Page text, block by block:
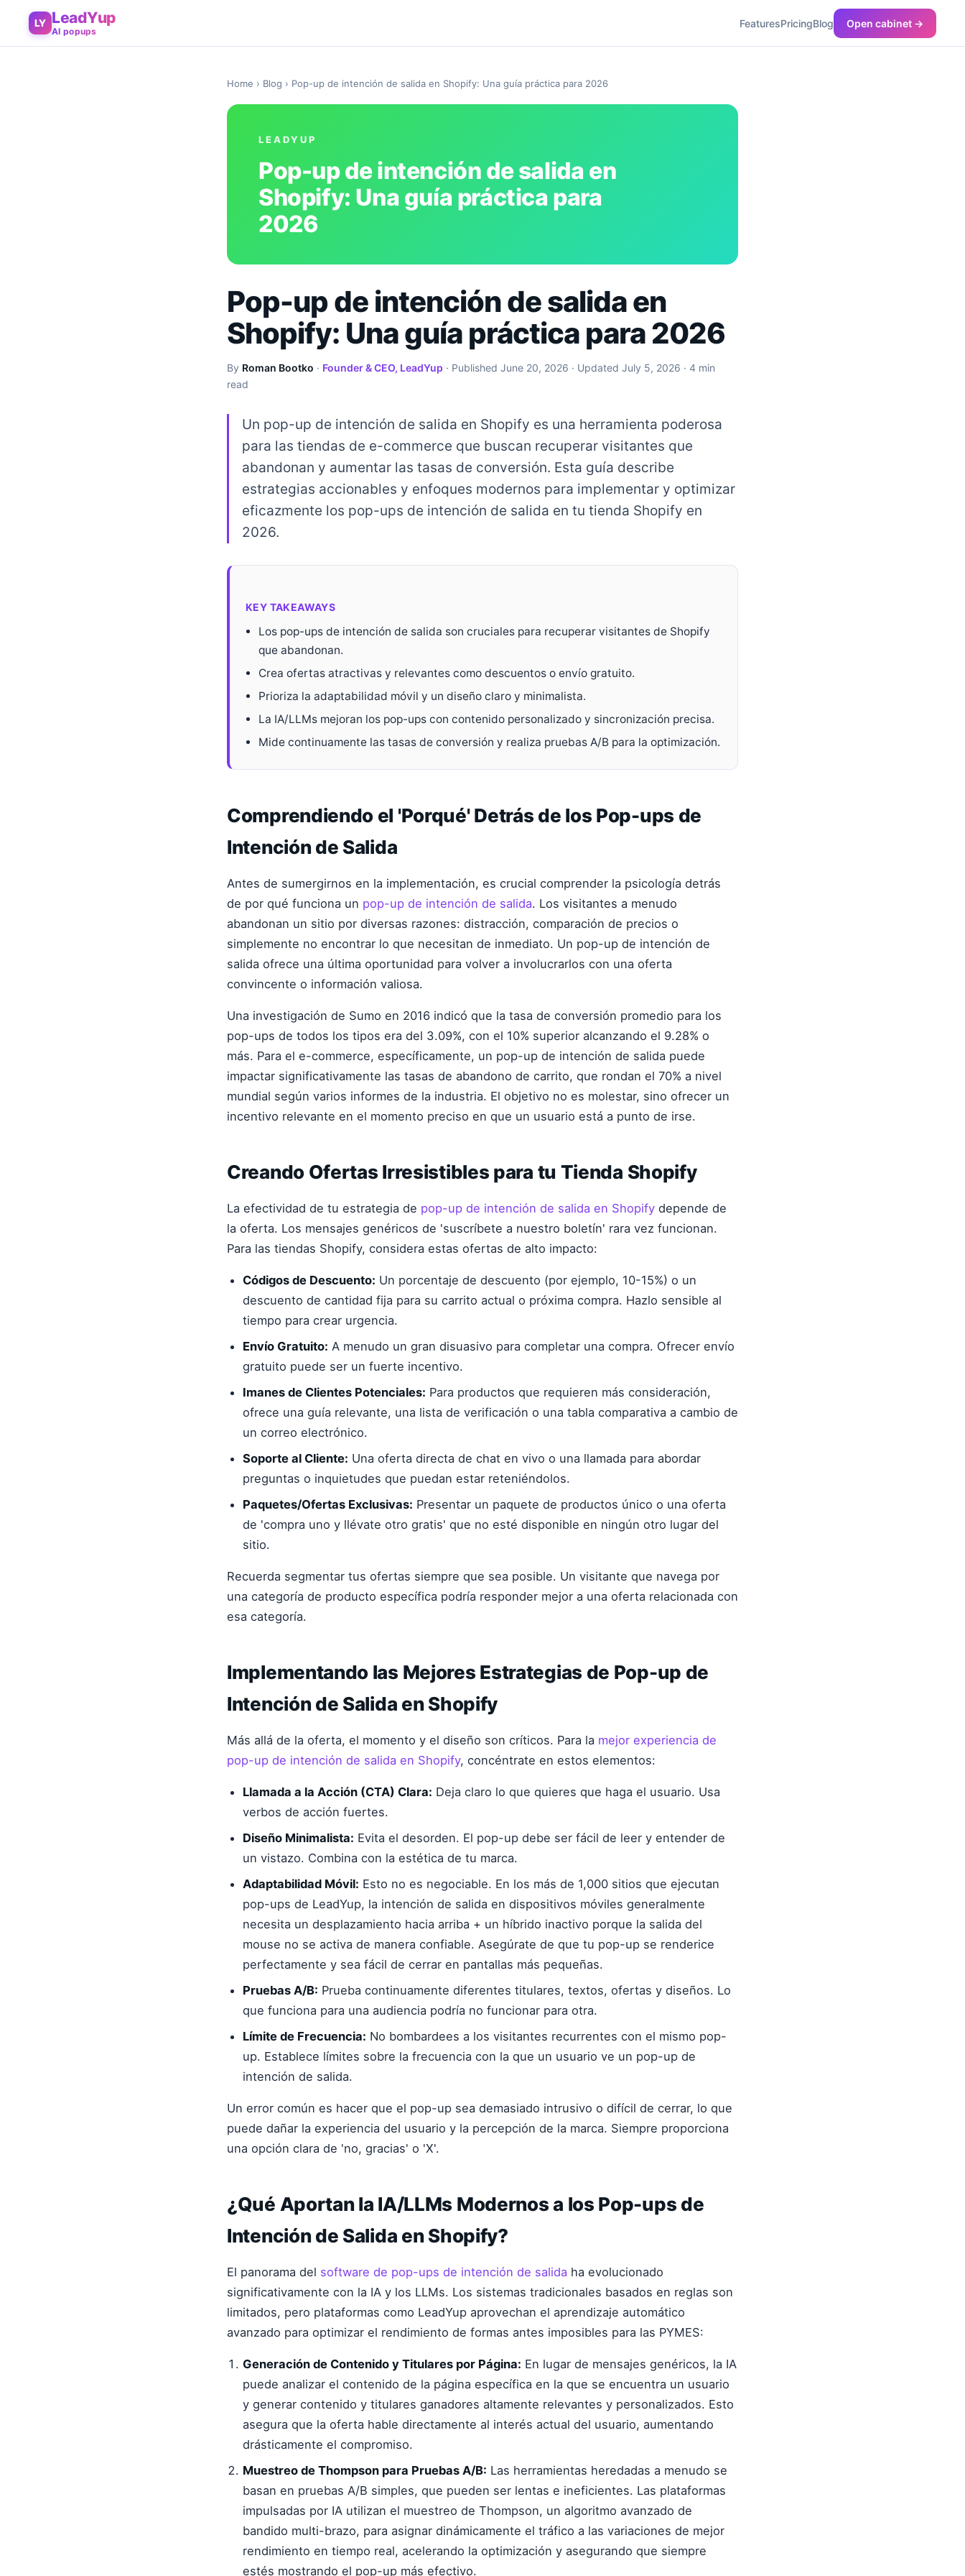
LY LeadYup
AI popups
FeaturesPricingBlog Open cabinet →
Home › Blog › Pop-up de intención de salida en Shopify: Una guía práctica para 2026
LEADYUP
Pop-up de intención de salida en
Shopify: Una guía práctica para
2026
Pop-up de intención de salida en
Shopify: Una guía práctica para 2026
By Roman Bootko · Founder & CEO, LeadYup · Published June 20, 2026 · Updated July 5, 2026 · 4 min
read
Un pop-up de intención de salida en Shopify es una herramienta poderosa
para las tiendas de e-commerce que buscan recuperar visitantes que
abandonan y aumentar las tasas de conversión. Esta guía describe
estrategias accionables y enfoques modernos para implementar y optimizar
eficazmente los pop-ups de intención de salida en tu tienda Shopify en
2026.
KEY TAKEAWAYS
Los pop-ups de intención de salida son cruciales para recuperar visitantes de Shopify
que abandonan.
Crea ofertas atractivas y relevantes como descuentos o envío gratuito.
Prioriza la adaptabilidad móvil y un diseño claro y minimalista.
La IA/LLMs mejoran los pop-ups con contenido personalizado y sincronización precisa.
Mide continuamente las tasas de conversión y realiza pruebas A/B para la optimización.
Comprendiendo el 'Porqué' Detrás de los Pop-ups de
Intención de Salida
Antes de sumergirnos en la implementación, es crucial comprender la psicología detrás
de por qué funciona un pop-up de intención de salida. Los visitantes a menudo
abandonan un sitio por diversas razones: distracción, comparación de precios o
simplemente no encontrar lo que necesitan de inmediato. Un pop-up de intención de
salida ofrece una última oportunidad para volver a involucrarlos con una oferta
convincente o información valiosa.
Una investigación de Sumo en 2016 indicó que la tasa de conversión promedio para los
pop-ups de todos los tipos era del 3.09%, con el 10% superior alcanzando el 9.28% o
más. Para el e-commerce, específicamente, un pop-up de intención de salida puede
impactar significativamente las tasas de abandono de carrito, que rondan el 70% a nivel
mundial según varios informes de la industria. El objetivo no es molestar, sino ofrecer un
incentivo relevante en el momento preciso en que un usuario está a punto de irse.
Creando Ofertas Irresistibles para tu Tienda Shopify
La efectividad de tu estrategia de pop-up de intención de salida en Shopify depende de
la oferta. Los mensajes genéricos de 'suscríbete a nuestro boletín' rara vez funcionan.
Para las tiendas Shopify, considera estas ofertas de alto impacto:
Códigos de Descuento: Un porcentaje de descuento (por ejemplo, 10-15%) o un
descuento de cantidad fija para su carrito actual o próxima compra. Hazlo sensible al
tiempo para crear urgencia.
Envío Gratuito: A menudo un gran disuasivo para completar una compra. Ofrecer envío
gratuito puede ser un fuerte incentivo.
Imanes de Clientes Potenciales: Para productos que requieren más consideración,
ofrece una guía relevante, una lista de verificación o una tabla comparativa a cambio de
un correo electrónico.
Soporte al Cliente: Una oferta directa de chat en vivo o una llamada para abordar
preguntas o inquietudes que puedan estar reteniéndolos.
Paquetes/Ofertas Exclusivas: Presentar un paquete de productos único o una oferta
de 'compra uno y llévate otro gratis' que no esté disponible en ningún otro lugar del
sitio.
Recuerda segmentar tus ofertas siempre que sea posible. Un visitante que navega por
una categoría de producto específica podría responder mejor a una oferta relacionada con
esa categoría.
Implementando las Mejores Estrategias de Pop-up de
Intención de Salida en Shopify
Más allá de la oferta, el momento y el diseño son críticos. Para la mejor experiencia de
pop-up de intención de salida en Shopify, concéntrate en estos elementos:
Llamada a la Acción (CTA) Clara: Deja claro lo que quieres que haga el usuario. Usa
verbos de acción fuertes.
Diseño Minimalista: Evita el desorden. El pop-up debe ser fácil de leer y entender de
un vistazo. Combina con la estética de tu marca.
Adaptabilidad Móvil: Esto no es negociable. En los más de 1,000 sitios que ejecutan
pop-ups de LeadYup, la intención de salida en dispositivos móviles generalmente
necesita un desplazamiento hacia arriba + un híbrido inactivo porque la salida del
mouse no se activa de manera confiable. Asegúrate de que tu pop-up se renderice
perfectamente y sea fácil de cerrar en pantallas más pequeñas.
Pruebas A/B: Prueba continuamente diferentes titulares, textos, ofertas y diseños. Lo
que funciona para una audiencia podría no funcionar para otra.
Límite de Frecuencia: No bombardees a los visitantes recurrentes con el mismo pop-
up. Establece límites sobre la frecuencia con la que un usuario ve un pop-up de
intención de salida.
Un error común es hacer que el pop-up sea demasiado intrusivo o difícil de cerrar, lo que
puede dañar la experiencia del usuario y la percepción de la marca. Siempre proporciona
una opción clara de 'no, gracias' o 'X'.
¿Qué Aportan la IA/LLMs Modernos a los Pop-ups de
Intención de Salida en Shopify?
El panorama del software de pop-ups de intención de salida ha evolucionado
significativamente con la IA y los LLMs. Los sistemas tradicionales basados en reglas son
limitados, pero plataformas como LeadYup aprovechan el aprendizaje automático
avanzado para optimizar el rendimiento de formas antes imposibles para las PYMES:
Generación de Contenido y Titulares por Página: En lugar de mensajes genéricos, la IA
puede analizar el contenido de la página específica en la que se encuentra un usuario
y generar contenido y titulares ganadores altamente relevantes y personalizados. Esto
asegura que la oferta hable directamente al interés actual del usuario, aumentando
drásticamente el compromiso.
Muestreo de Thompson para Pruebas A/B: Las herramientas heredadas a menudo se
basan en pruebas A/B simples, que pueden ser lentas e ineficientes. Las plataformas
impulsadas por IA utilizan el muestreo de Thompson, un algoritmo avanzado de
bandido multi-brazo, para asignar dinámicamente el tráfico a las variaciones de mejor
rendimiento en tiempo real, acelerando la optimización y asegurando que siempre
estés mostrando el pop-up más efectivo.